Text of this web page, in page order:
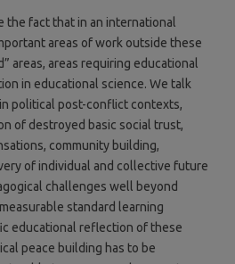
the fact that in an international
areas of work outside these
areas, areas requiring educational
in educational science. We talk
political post-conflict contexts,
of destroyed basic social trust,
community building,
of individual and collective future
challenges well beyond
standard learning
educational reflection of these
peace building has to be